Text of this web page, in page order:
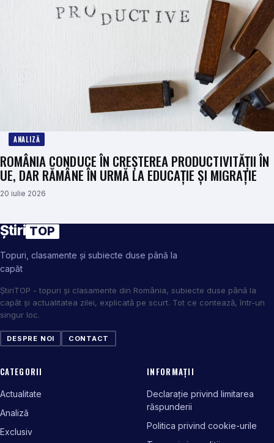
ANALIZĂ
ROMÂNIA CONDUCE ÎN CREȘTEREA PRODUCTIVITĂȚII ÎN
UE, DAR RĂMÂNE ÎN URMĂ LA EDUCAȚIE ȘI MIGRAȚIE
20 iulie 2026
Știri TOP
Topuri, clasamente și subiecte duse până la
capăt
ȘtiriTOP - topuri și clasamente din România, subiecte duse până la
capăt și actualitatea zilei, explicată pe scurt. Tot ce contează, într-un
singur loc.
DESPRE NOI CONTACT
CATEGORII
Actualitate
Analiză
Exclusiv
INFORMAȚII
Declarație privind limitarea
răspunderii
Politica privind cookie-urile